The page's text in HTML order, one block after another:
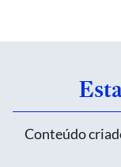
Conteúdo